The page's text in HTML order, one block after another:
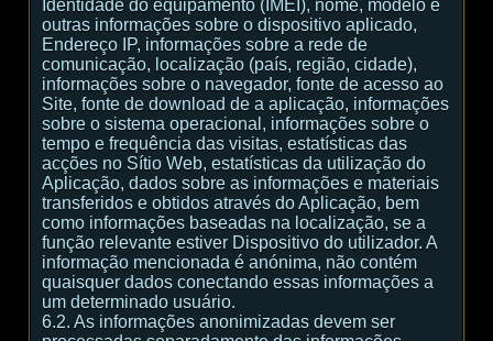
Identidade do equipamento (IMEI), nome, modelo e
outras informações sobre o dispositivo aplicado,
Endereço IP, informações sobre a rede de
comunicação, localização (país, região, cidade),
informações sobre o navegador, fonte de acesso ao
Site, fonte de download de a aplicação, informações
sobre o sistema operacional, informações sobre o
tempo e frequência das visitas, estatísticas das
acções no Sítio Web, estatísticas da utilização do
Aplicação, dados sobre as informações e materiais
transferidos e obtidos através do Aplicação, bem
como informações baseadas na localização, se a
função relevante estiver Dispositivo do utilizador. A
informação mencionada é anónima, não contém
quaisquer dados conectando essas informações a
um determinado usuário.
6.2. As informações anonimizadas devem ser